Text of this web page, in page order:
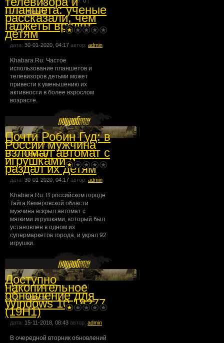
раздел: Новости
планшета: ученые
рассказали, чем
гаджеты вредят
детям
дата: 30-01-2020, 04:17 автор: admin
Khabara.Ru: Частое
использование планшетов и
телевизоров детьми может
привести к уменьшению их
активности в более взрослом
возрасте.
комментарии:0| просмотров:0|
раздел:Новости
Почти Робин Гуд: в
России мужчина
взломал автомат с
игрушками и
раздал их детям
дата: 30-01-2020, 04:17 автор: admin
Khabara.Ru: В российском городе
Тайга Кемеровской области
мужчина вскрыл автомат с
мягкими игрушками, который был
установлен в одном из
супермаркетов города, и украл 92
игрушки.
комментарии:0| просмотров:0|
раздел: Новости
Доступно
накопительное
обновление для
Windows 10 18277
(19H1)
дата: 15-11-2018, 08:43 автор: admin
В очередной вторник обновлений